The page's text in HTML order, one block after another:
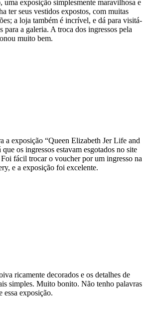
exposição simplesmente maravilhosa e
ter seus vestidos expostos, com muitas
a loja também é incrível, e dá para visitá-
para a galeria. A troca dos ingressos pela
muito bem.
a exposição “Queen Elizabeth Jer Life and
os ingressos estavam esgotados no site
fácil trocar o voucher por um ingresso na
e a exposição foi excelente.
ricamente decorados e os detalhes de
simples. Muito bonito. Não tenho palavras
essa exposição.